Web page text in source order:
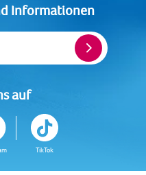
Informationen
auf
TikTok